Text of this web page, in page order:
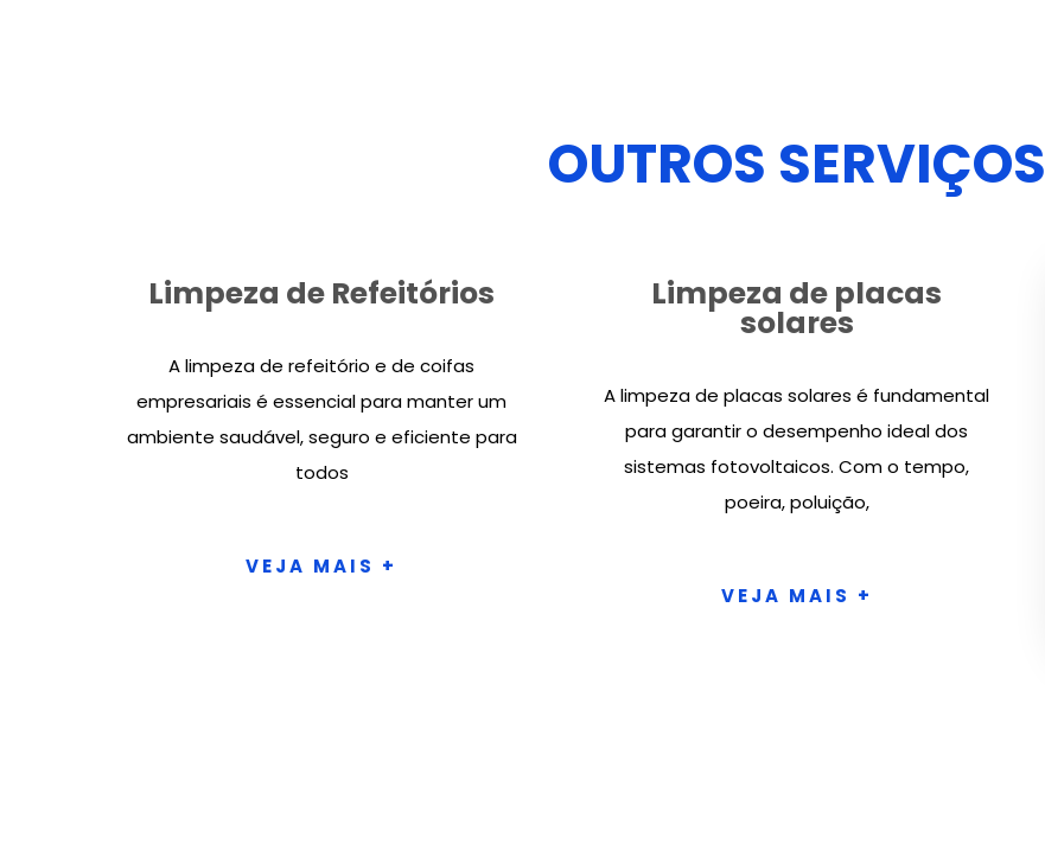
OUTROS SERVIÇOS
Limpeza de Refeitórios
A limpeza de refeitório e de coifas
empresariais é essencial para manter um
ambiente saudável, seguro e eficiente para
todos
VEJA MAIS +
Limpeza de placas
solares
A limpeza de placas solares é fundamental
para garantir o desempenho ideal dos
sistemas fotovoltaicos. Com o tempo,
poeira, poluição,
VEJA MAIS +